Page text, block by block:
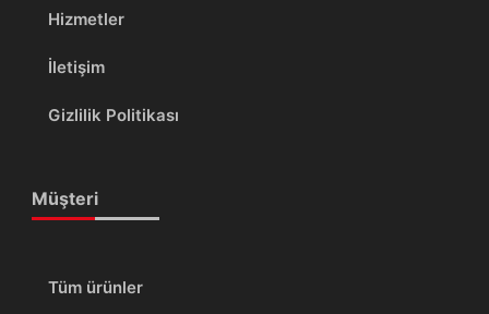
Hizmetler
İletişim
Gizlilik Politikası
Müşteri
Tüm ürünler